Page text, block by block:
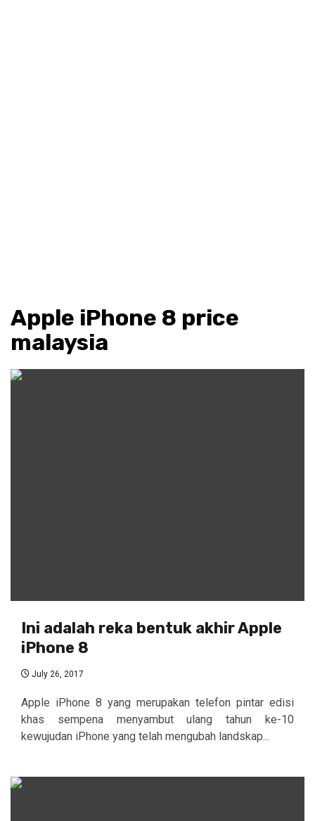
Apple iPhone 8 price
malaysia
Ini adalah reka bentuk akhir Apple
iPhone 8
July 26, 2017
Apple iPhone 8 yang merupakan telefon pintar edisi
khas sempena menyambut ulang tahun ke-10
kewujudan iPhone yang telah mengubah landskap...